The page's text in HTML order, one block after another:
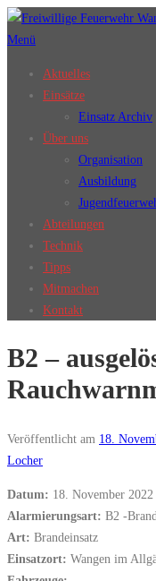
Zum
Inhalt
Menü
Aktuelles
Einsätze
Einsatz Archiv
Über uns
Organisation
Ausbildung
Abteilungen
Technik
Tipps
Mitmachen
Kontakt
B2 –
Veröffentlicht am 18.
Locher
Datum: 18. November 2022
Alarmierungsart: B2 -
Art: Brandeinsatz
Einsatzort: Wangen im